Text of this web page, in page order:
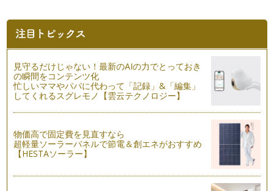
筆ペンを使いこなしてワンランク上の美文字を目指す！〜前
編〜
p.p1 {margin: 0.0px 0.0px 0.0px 0.0px; font: 1…
漢数字の『三』で横画をマスター！
漢字を書いていると多く出てくる横画、どれも同じだと思って
いませんか？ 実は一言に&…
子どもっぽい字は卒業！やってしまいがちな3つの失敗
小さい頃、大人になったら自然に大人っぽい字が書けるように
なるのでは？なんて思っていませんで…
今回は、毎日たった5分でも良いので練習してほしい文字をお
見守るだけじゃない！最新のAIの力でとっておき
の瞬間をコンテンツ化
忙しいママやパパに代わって「記録」&「編集」
してくれるスグレモノ【雲云テクノロジー】
物価高で固定費を見直すなら
超軽量ソーラーパネルで節電＆創エネがおすすめ
【HESTAソーラー】